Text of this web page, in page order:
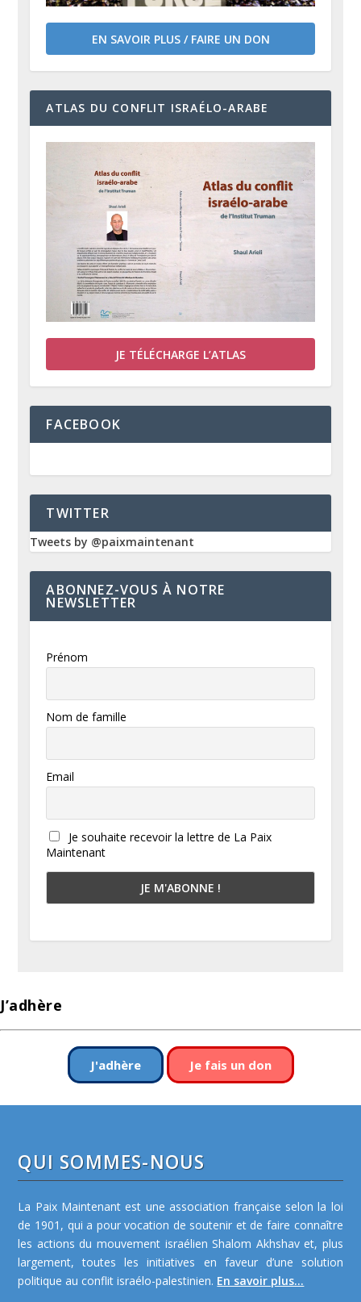
EN SAVOIR PLUS / FAIRE UN DON
ATLAS DU CONFLIT ISRAÉLO-ARABE
JE TÉLÉCHARGE L’ATLAS
FACEBOOK
TWITTER
Tweets by @paixmaintenant
ABONNEZ-VOUS À NOTRE
NEWSLETTER
Prénom
Nom de famille
Email
Je souhaite recevoir la lettre de La Paix
Maintenant
J’adhère
J'adhère Je fais un don
QUI SOMMES-NOUS
La Paix Maintenant est une association française selon la loi
de 1901, qui a pour vocation de soutenir et de faire connaître
les actions du mouvement israélien Shalom Akhshav et, plus
largement, toutes les initiatives en faveur d’une solution
politique au conflit israélo-palestinien. En savoir plus...